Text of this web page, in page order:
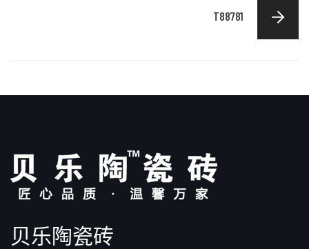
T88781
贝乐陶瓷砖